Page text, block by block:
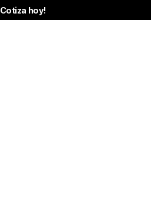
Cotiza hoy!